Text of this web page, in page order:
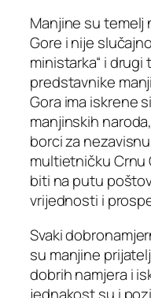
Manjine su temelj
Gore i nije
ministarka“ i
predstavnike
Gora ima iskrene
manjinskih
borci za
multietničku Crnu
biti na putu
vrijednosti i
Svaki
su manjine
dobrih namjera i
jednakost su i